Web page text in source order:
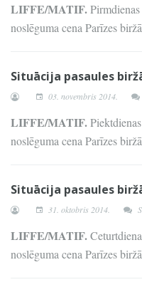
LIFFE/MATIF.
noslēguma cena Parīzes
Situācija pasaules
03. novembris 2014.
LIFFE/MATIF.
noslēguma cena Parīzes
Situācija pasaules
31. oktobris 2014.
LIFFE/MATIF.
noslēguma cena Parīzes